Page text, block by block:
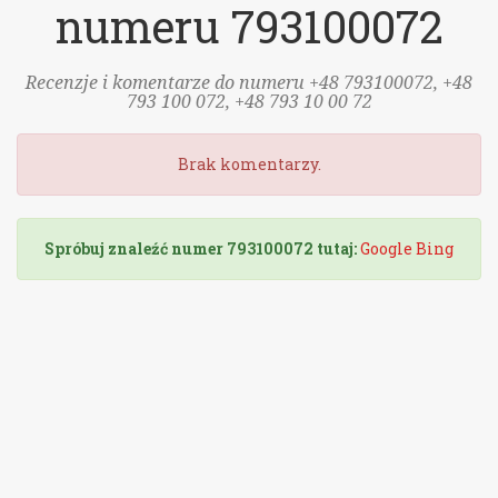
numeru 793100072
Recenzje i komentarze do numeru +48 793100072, +48
793 100 072, +48 793 10 00 72
Brak komentarzy.
Spróbuj znaleźć numer 793100072 tutaj:Google Bing